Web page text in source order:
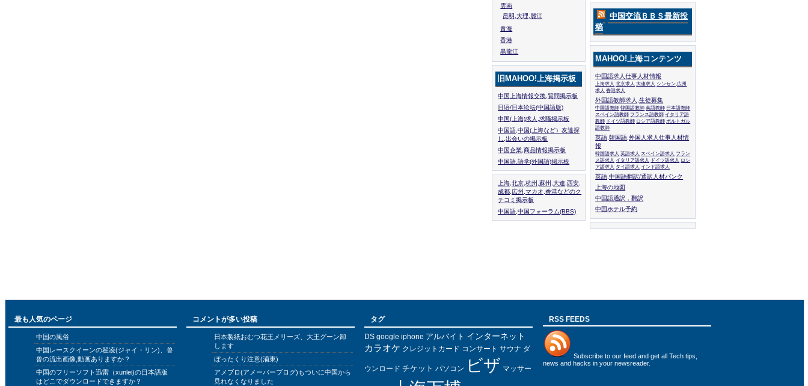
雲南
昆明,大理,麗江
青海
香港
黒龍江
旧MAHOO!上海掲示板
中国上海情報交換,質問掲示板
日语/日本论坛(中国語版)
中国(上海)求人,求職掲示板
中国語,中国(上海など）友達探
し,出会いの掲示板
中国企業,商品情報掲示板
中国語.語学(外国語)掲示板
上海,北京,杭州,蘇州,大連,西安,
成都,広州,マカオ,香港などのク
チコミ掲示板
中国語,中国フォーラム(BBS)
中国交流ＢＢＳ最新投
稿
MAHOO!上海コンテンツ
中国語求人仕事人材情報
上海求人 北京求人 大連求人 シンセン,広州
求人 香港求人
外国語教師求人,生徒募集
中国語教師 韓国語教師 英語教師 日本語教師
スペイン語教師 フランス語教師 イタリア語
教師 ドイツ語教師 ロシア語教師 ポルトガル
語教師
英語,韓国語,外国人求人仕事人材情
報
韓国語求人 英語求人 スペイン語求人 フラン
ス語求人 イタリア語求人 ドイツ語求人 ロシ
ア語求人 タイ語求人 インド語求人
英語,中国語翻訳/通訳人材バンク
上海の地図
中国語通訳，翻訳
中国ホテル予約
最も人気のページ
中国の風俗
中国レースクイーンの翟凌(ジャイ・リン)、兽
兽の流出画像,動画ありますか？
中国のフリーソフト迅雷（xunlei)の日本語版
はどこでダウンロードできますか？
コメントが多い投稿
日本製紙おむつ花王メリーズ、大王グーン卸
します
ぼったくり注意(浦東)
アメブロ(アメーバーブログ)もついに中国から
見れなくなりました
タグ
DS google iphone アルバイト インターネット
カラオケ クレジットカード コンサート サウナ ダ
ウンロード チケット パソコン ビザ マッサー
RSS FEEDS
Subscribe to our feed and get all Tech tips,
news and hacks in your newsreader.